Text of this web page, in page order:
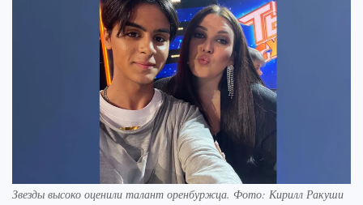
Звезды высоко оценили талант оренбуржца. Фото: Кирилл Ракуши